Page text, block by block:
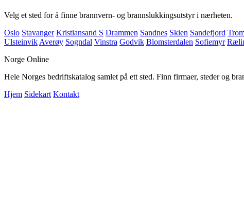
Velg et sted for å finne brannvern- og brannslukkingsutstyr i nærheten.
Oslo Stavanger Kristiansand S Drammen Sandnes Skien Sandefjord
Ulsteinvik Averøy Sogndal Vinstra Godvik Blomsterdalen Sofiemyr
Norge Online
Hele Norges bedriftskatalog samlet på ett sted. Finn firmaer, steder og
Hjem Sidekart Kontakt